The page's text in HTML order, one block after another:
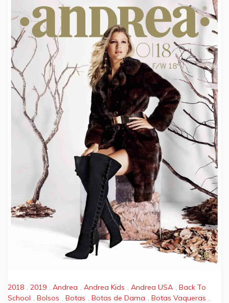
2018 2019 Andrea Andrea Kids Andrea USA
Back To
School , Bolsos , Botas , Botas de Dama , Botas Vaqueras ,